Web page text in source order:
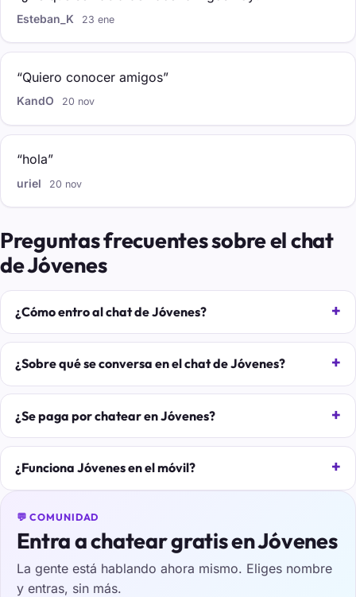
Esteban_K 23 ene
“Quiero conocer amigos”
KandO 20 nov
“hola”
uriel 20 nov
Preguntas frecuentes sobre el chat
de Jóvenes
¿Cómo entro al chat de Jóvenes?
¿Sobre qué se conversa en el chat de Jóvenes?
¿Se paga por chatear en Jóvenes?
¿Funciona Jóvenes en el móvil?
💬 COMUNIDAD
Entra a chatear gratis en Jóvenes
La gente está hablando ahora mismo. Eliges nombre
y entras, sin más.